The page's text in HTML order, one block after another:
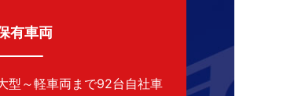
有車両
型～軽車両まで92台自社車